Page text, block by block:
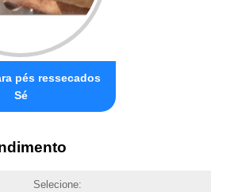
pés ressecados
Sé
Selecione: